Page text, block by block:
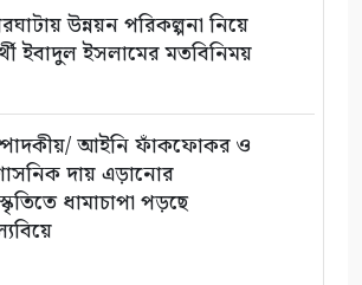
উন্নয়ন পরিকল্পনা নিয়ে
ইবাদুল ইসলামের মতবিনিময়
আইনি ফাঁকফোকর ও
দায় এড়ানোর
ধামাচাপা পড়ছে